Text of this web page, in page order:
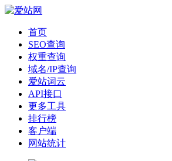
首页
SEO查询
权重查询
域名/IP查询
爱站词云
API接口
更多工具
排行榜
客户端
网站统计